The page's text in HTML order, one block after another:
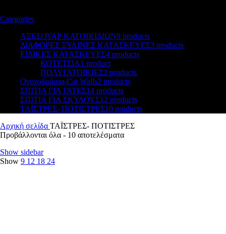
Categories
ΑΞΕΣΟΥΑΡ ΚΑΤΟΙΚΙΔΙΩΝ9 products
ΔΙΑΦΟΡΕΣ ΞΥΛΙΝΕΣ ΚΑΤΑΣΚΕΥΕΣ3 products
ΕΙΔΙΚΕΣ ΚΑΤΑΣΚΕΥΕΣ4 products
ΚΟΤΕΤΣΙΑ1 product
ΠΟΛΥΓΑΤΟΙΚΙΕΣ2 products
Ονυχοδρόμια-Cat Walls2 products
ΣΠΙΤΙΑ ΓΙΑ ΓΑΤΕΣ14 products
ΣΠΙΤΙΑ ΓΙΑ ΣΚΥΛΟΥΣ12 products
ΤΑΪΣΤΡΕΣ- ΠΟΤΙΣΤΡΕΣ10 products
Αρχική σελίδα ΤΑΪΣΤΡΕΣ- ΠΟΤΙΣΤΡΕΣ
Προβάλλονται όλα - 10 αποτελέσματα
Show sidebar
Show 9 12 18 24